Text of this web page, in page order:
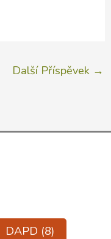
Další Příspěvek →
DAPD (8)